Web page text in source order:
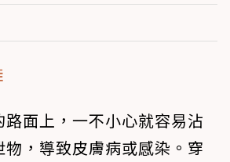
面上，一不小心就容易沾
，導致皮膚病或感染。穿